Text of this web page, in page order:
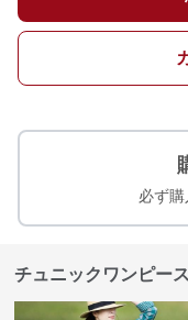
必ず購
チュニックワンピー